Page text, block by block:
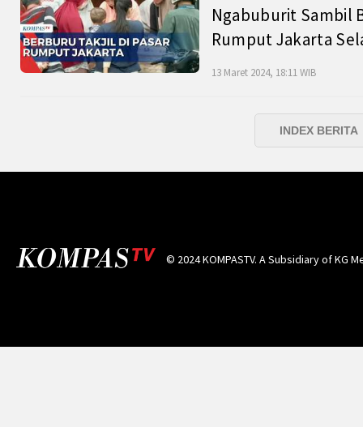
Ngabuburit Sambil
Rumput Jakarta
13 Maret 2024, 18:11 WIB
INDEX BERITA
© 2024 KOMPASTV. A Subsidiary ofKG